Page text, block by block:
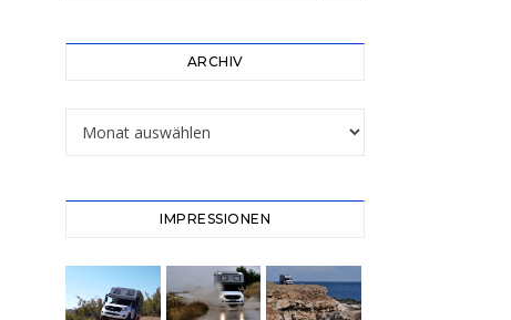
ARCHIV
IMPRESSIONEN